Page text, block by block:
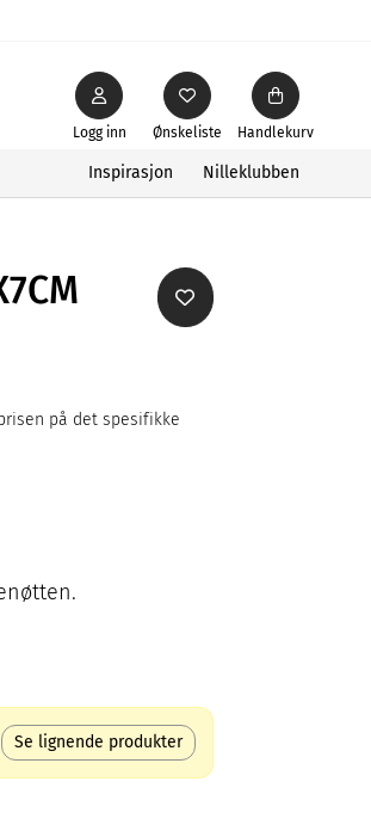
Ønskeliste
Logg inn Handlekurv
Inspirasjon Nilleklubben
på det spesifikke
Se lignende produkter